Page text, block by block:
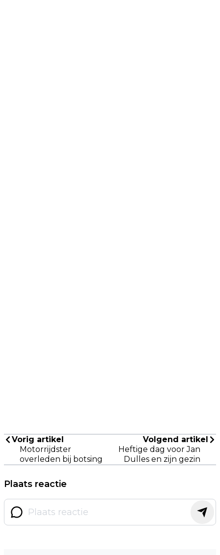
Vorig artikel
Motorrijdster
overleden bij botsing
Volgend artikel
Heftige dag voor Jan
Dulles en zijn gezin
Plaats reactie